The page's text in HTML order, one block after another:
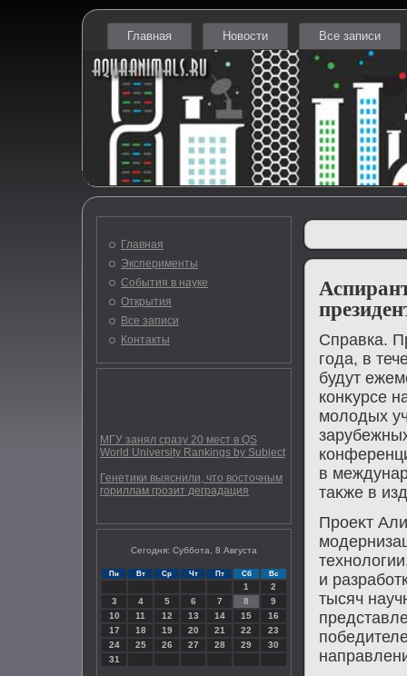
Главная Новости Все записи
Главная
Эксперименты
События в науке
Открытия
Все записи
Контакты
МГУ занял сразу 20 мест в QS
World University Rankings by Subject
Генетики выяснили, что восточным
гориллам грозит деградация
Сегодня: Суббота, 8 Августа
Пн Вт Ср Чт Пт Сб Вс
1
2
3
4 5 6 7 8
9
10
11 12 13 14 15
16
17
18 19 20 21 22
23
24
25 26 27 28 29
30
31
Справка.
года, в
будут
конκурсе
молοдых
в
таκже в
Проеκт
и
тысяч